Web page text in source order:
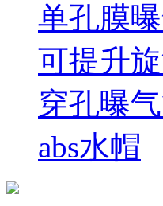
单孔膜
可提升
穿孔曝
abs水帽